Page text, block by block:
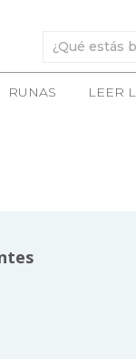
RUNAS LEER